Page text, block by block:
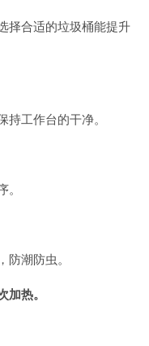
择合适的垃圾桶能提升
工作台的干净。
潮防虫。
热。